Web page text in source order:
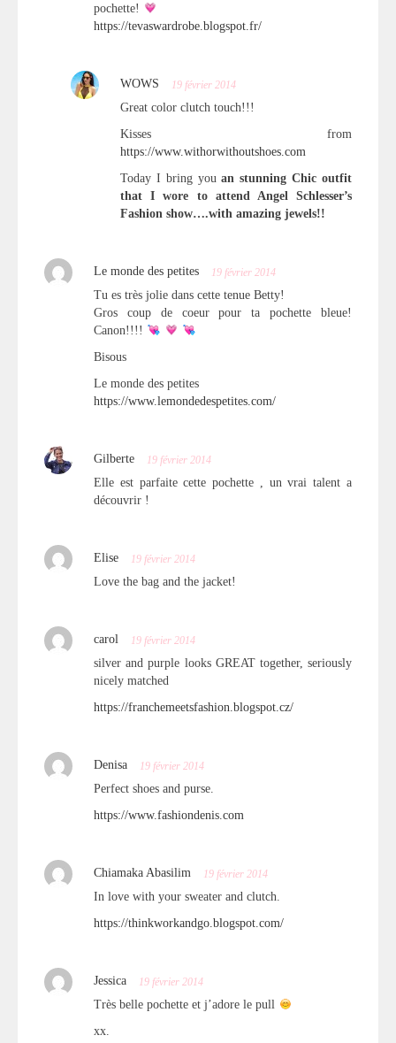
pochette!
https://tevaswardrobe.blogspot.fr/
WOWS 19 février 2014
Great color clutch touch!!!
Kisses from
https://www.withorwithoutshoes.com
Today I bring youan stunning Chic outfit
that I wore to attend Angel Schlesser’s
Fashion show….with amazing jewels!!
Le monde des petites 19 février 2014
Tu es très jolie dans cette tenue Betty!
Gros coup de coeur pour ta pochette bleue!
Canon!!!!
Bisous
Le monde des petites
https://www.lemondedespetites.com/
Gilberte 19 février 2014
Elle est parfaite cette pochette , un vrai talent a
découvrir !
Elise 19 février 2014
Love the bag and the jacket!
carol 19 février 2014
silver and purple looks GREAT together, seriously
nicely matched
https://franchemeetsfashion.blogspot.cz/
Denisa 19 février 2014
Perfect shoes and purse.
https://www.fashiondenis.com
Chiamaka Abasilim 19 février 2014
In love with your sweater and clutch.
https://thinkworkandgo.blogspot.com/
Jessica 19 février 2014
Très belle pochette et j’adore le pull
xx.